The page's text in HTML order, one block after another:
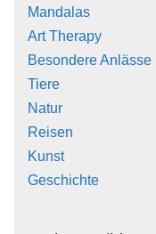
Mandalas
Art Therapy
Besondere Anlässe
Tiere
Natur
Reisen
Kunst
Geschichte